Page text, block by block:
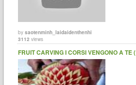
bysaotenminh_laidaidenthenhi
3112 views
FRUIT CARVING I CORSI VENGONO A TE